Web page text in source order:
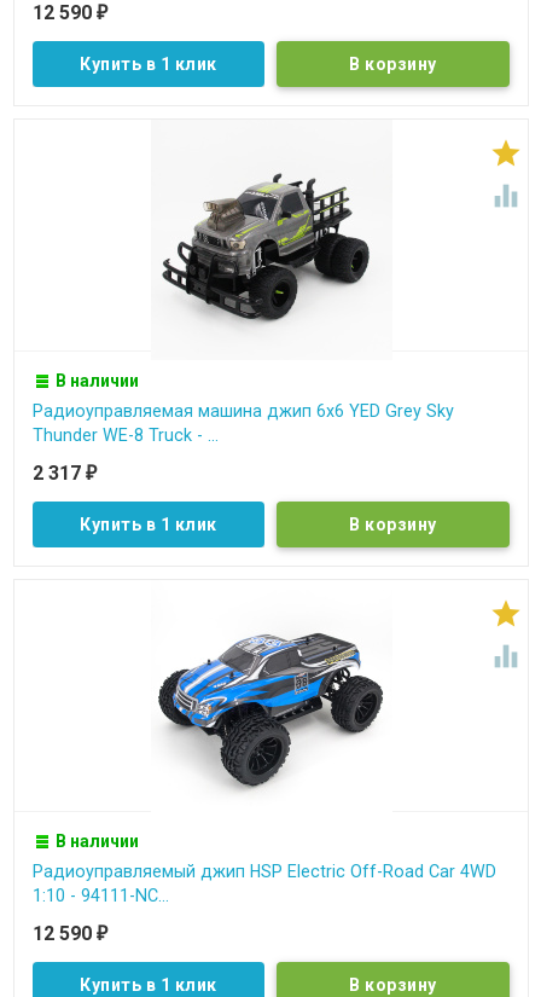
12 590 ₽
Купить в 1 клик


В наличии
Радиоуправляемая машина джип 6х6 YED Grey Sky
Thunder WE-8 Truck - ...
2 317 ₽
Купить в 1 клик


В наличии
Радиоуправляемый джип HSP Electric Off-Road Car 4WD
1:10 - 94111-NC...
12 590 ₽
Купить в 1 клик